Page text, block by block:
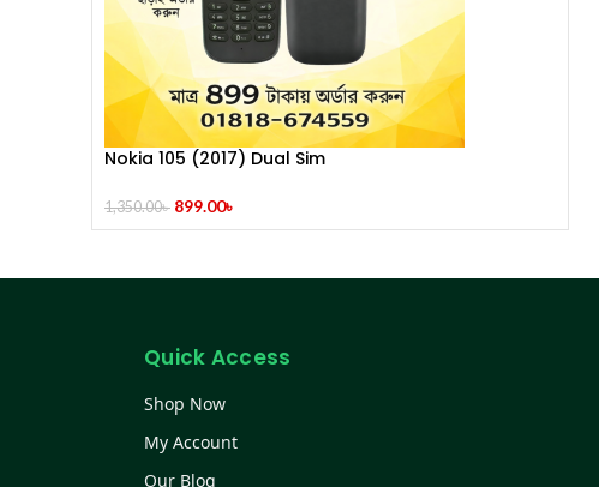
Nokia 105 (2017) Dual Sim
1,350.00৳ 899.00৳
Quick Access
Shop Now
My Account
Our Blog